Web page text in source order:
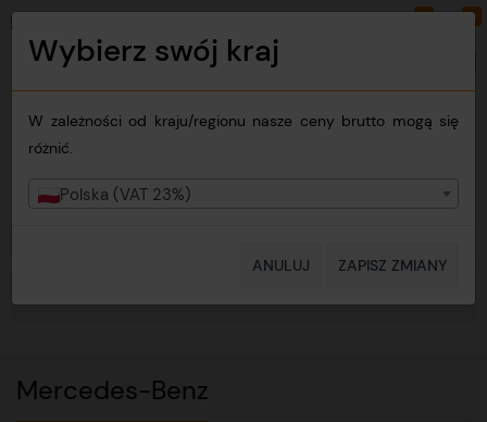
0 0
Mercedes-Benz
Wybierz swój kraj
W zależności od kraju/regionu nasze ceny brutto mogą się
różnić.
Polska (VAT 23%)
ANULUJ ZAPISZ ZMIANY